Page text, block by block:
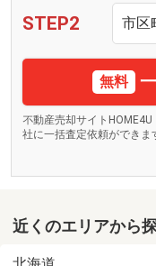
STEP2
無料
不動産売却サイト
社に一括査定依頼ができま
近くのエリアから